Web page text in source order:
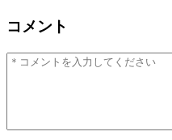
コメント